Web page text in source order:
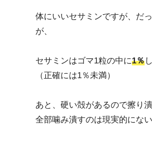
体にいいセサミンですが、だ
が、
セサミンはゴマ1粒の中に1％
（正確には1％未満）
あと、硬い殻があるので擦り
全部噛み潰すのは現実的にない